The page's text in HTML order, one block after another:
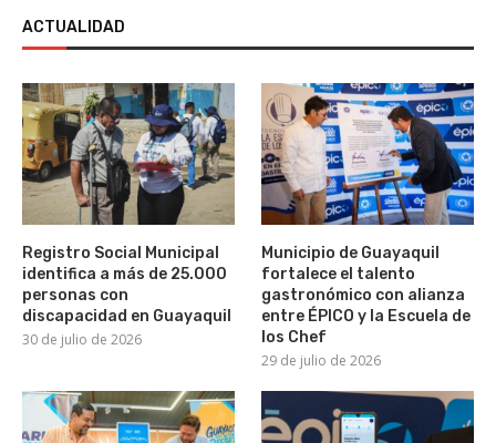
ACTUALIDAD
Registro Social Municipal
identifica a más de 25.000
personas con
discapacidad en Guayaquil
30 de julio de 2026
Municipio de Guayaquil
fortalece el talento
gastronómico con alianza
entre ÉPICO y la Escuela de
los Chef
29 de julio de 2026